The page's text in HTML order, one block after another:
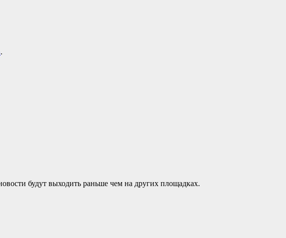
.
будут выходить раньше чем на других площадках.